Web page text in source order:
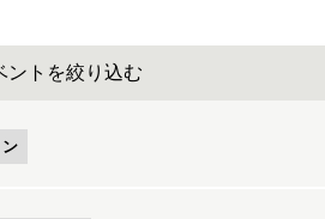
ントを絞り込む